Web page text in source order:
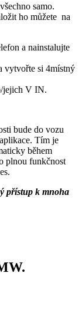
samo.
ho můžete na
a nainstalujte
vytvořte si 4místný
jejich V IN.
bude do vozu
Tím je
během
plnou funkčnost
přístup k mnoha